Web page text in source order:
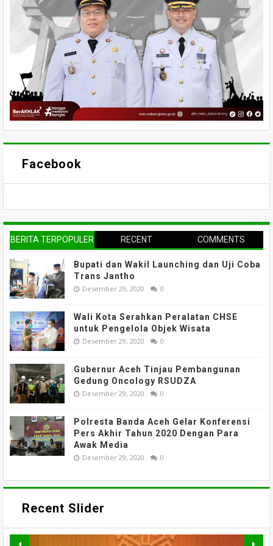
Facebook
BERITA TERPOPULER RECENT COMMENTS
Bupati dan Wakil Launching dan Uji Coba
Trans Jantho
Desember 29, 2020 0
Wali Kota Serahkan Peralatan CHSE
untuk Pengelola Objek Wisata
Desember 29, 2020 0
Gubernur Aceh Tinjau Pembangunan
Gedung Oncology RSUDZA
Desember 29, 2020 0
Polresta Banda Aceh Gelar Konferensi
Pers Akhir Tahun 2020 Dengan Para
Awak Media
Desember 29, 2020 0
Recent Slider